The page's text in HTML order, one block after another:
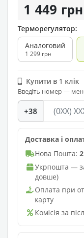
1 449 грн
Терморегулятор:
Аналоговий
1 299 грн
Купити в 1 клік
Введіть номер —
+38
Доставка і
Нова Пошта:
Укрпошта —
довше)
Оплата при
карту
Комісія за